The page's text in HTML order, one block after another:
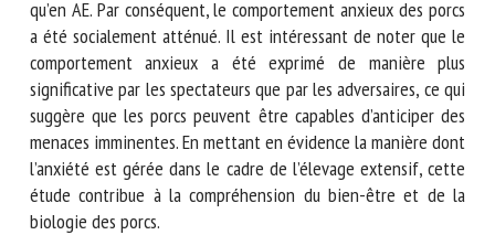
marqueurs d’anxiété – et toutes ont diminué jusqu’aux
niveaux de base en AP, plus rapidement qu’en AE. Par
conséquent, le comportement anxieux des porcs a été
socialement atténué. Il est intéressant de noter que le
comportement anxieux a été exprimé de manière plus
significative par les spectateurs que par les adversaires, ce
qui suggère que les porcs peuvent être capables d’anticiper
des menaces imminentes. En mettant en évidence la
manière dont l’anxiété est gérée dans le cadre de l’élevage